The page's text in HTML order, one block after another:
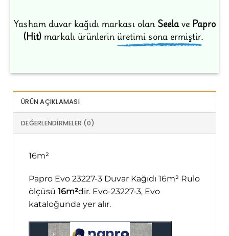
Yasham duvar kağıdı markası olanSeelave Papro
(Hit)markalı ürünlerinüretimi sona ermiştir.
ÜRÜN AÇIKLAMASI
DEĞERLENDIRMELER (0)
16m²
Papro Evo 23227-3 Duvar Kağıdı 16m² Rulo
ölçüsü 16m²dir. Evo-23227-3, Evo
kataloğunda yer alır.